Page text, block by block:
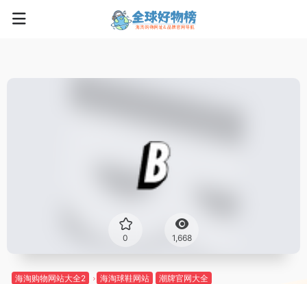
0 1,668
海淘购物网站大全2 海淘球鞋网站 潮牌官网大全